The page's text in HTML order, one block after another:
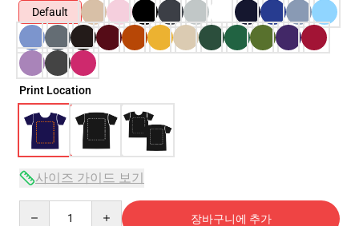
Default
Print Location
사이즈 가이드 보기
장바구니에 추가